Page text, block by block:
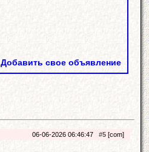
Добавить свое объявление
06-06-2026 06:46:47 #5 [com]